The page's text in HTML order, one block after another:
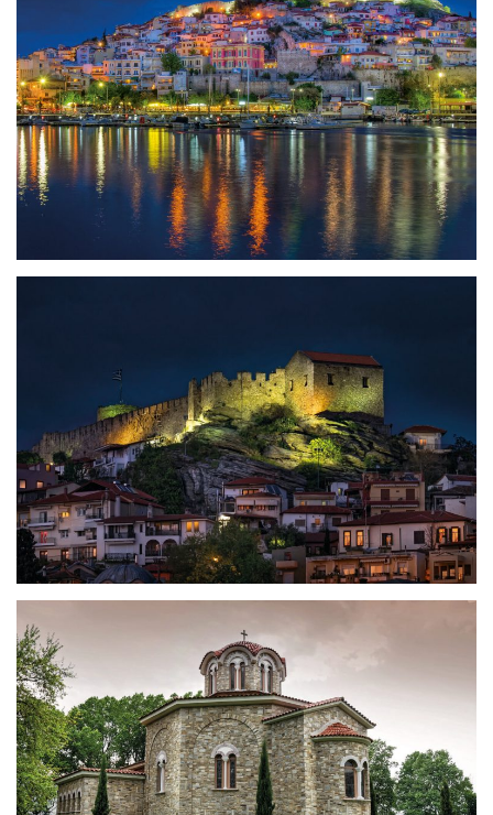
Interaktive Karte
Akropolis – Festung